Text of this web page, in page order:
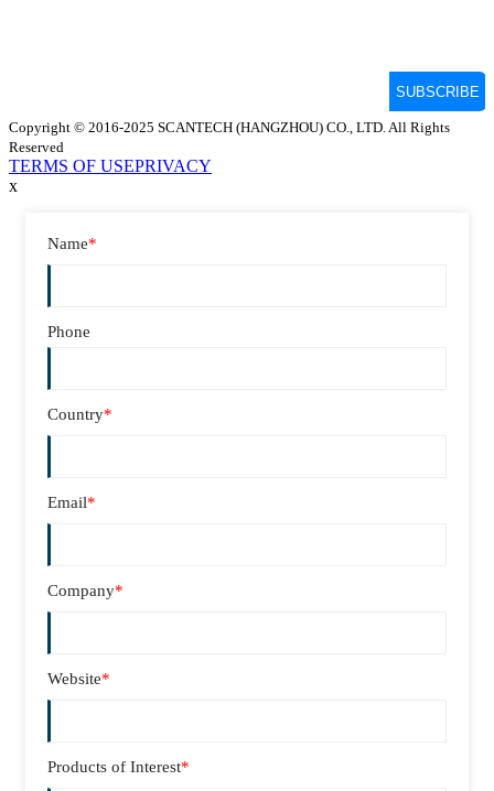
Copyright © 2016-2025 SCANTECH (HANGZHOU) CO., LTD. All Rights
Reserved
TERMS OF USEPRIVACY
x
Name*
Phone
Country*
Email*
Company*
Website*
Products of Interest*